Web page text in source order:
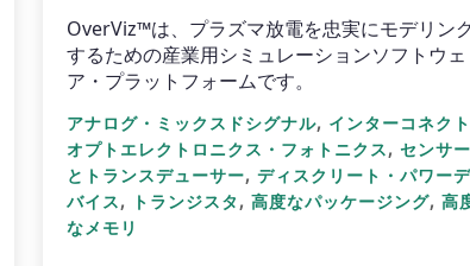
OverViz™は、プラズマ放電を忠実にモデリン
するための産業用シミュレーションソフトウェ
ア・プラットフォームです。
アナログ・ミックスドシグナル, インターコネクト
オプトエレクトロニクス・フォトニクス, センサー
とトランスデューサー, ディスクリート・パワーデ
バイス, トランジスタ , 高度なパッケージング, 高
なメモリ